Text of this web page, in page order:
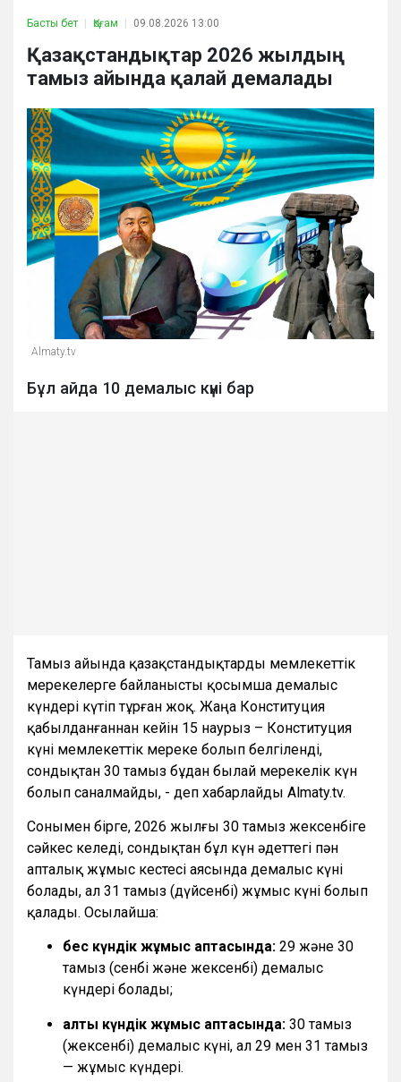
Басты бет Қоғам 09.08.2026 13:00
Қазақстандықтар 2026 жылдың
тамыз айында қалай демалады
Almaty.tv
Бұл айда 10 демалыс күні бар
Тамыз айында қазақстандықтарды мемлекеттік
мерекелерге байланысты қосымша демалыс
күндері күтіп тұрған жоқ. Жаңа Конституция
қабылданғаннан кейін 15 наурыз – Конституция
күні мемлекеттік мереке болып белгіленді,
сондықтан 30 тамыз бұдан былай мерекелік күн
болып саналмайды, - деп хабарлайды Almaty.tv.
Сонымен бірге, 2026 жылғы 30 тамыз жексенбіге
сәйкес келеді, сондықтан бұл күн әдеттегі пән
апталық жұмыс кестесі аясында демалыс күні
болады, ал 31 тамыз (дүйсенбі) жұмыс күні болып
қалады. Осылайша:
бес күндік жұмыс аптасында: 29 және 30
тамыз (сенбі және жексенбі) демалыс
күндері болады;
алты күндік жұмыс аптасында: 30 тамыз
(жексенбі) демалыс күні, ал 29 мен 31 тамыз
— жұмыс күндері.